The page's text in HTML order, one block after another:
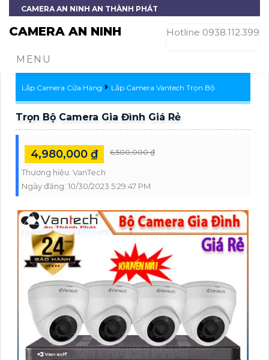
CAMERA AN NINH AN THÀNH PHÁT
CAMERA AN NINH Hotline 0938.112.399
MENU
Lắp Camera Cửa Hàng Lắp Camera Vantech Trọn Bộ
Trọn Bộ Camera Gia Đình Giá Rẻ
4,980,000 ₫ 6,500,000 ₫
Thương hiệu: VanTech
Ngày đăng: 10/30/2023 5:29:47 PM